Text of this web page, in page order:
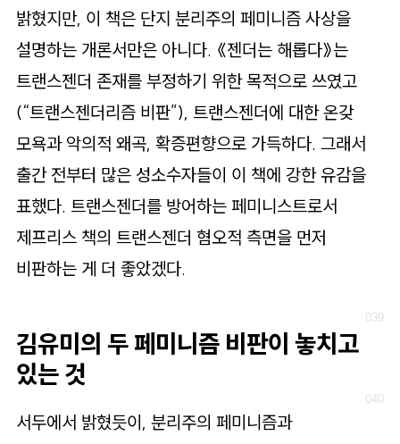
밝혔지만, 이 책은 단지 분리주의 페미니즘 사상을
설명하는 개론서만은 아니다. 《젠더는 해롭다》는
트랜스젠더 존재를 부정하기 위한 목적으로 쓰였고
(“트랜스젠더리즘 비판”), 트랜스젠더에 대한 온갖
모욕과 악의적 왜곡, 확증편향으로 가득하다. 그래서
출간 전부터 많은 성소수자들이 이 책에 강한 유감을
표했다. 트랜스젠더를 방어하는 페미니스트로서
제프리스 책의 트랜스젠더 혐오적 측면을 먼저
비판하는 게 더 좋았겠다.
김유미의 두 페미니즘 비판이 놓치고
있는 것
서두에서 밝혔듯이, 분리주의 페미니즘과